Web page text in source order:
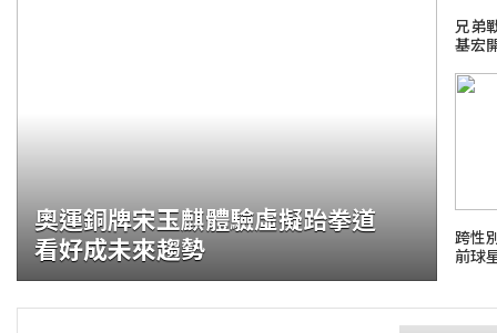
奧運銅牌宋玉麒體驗虛擬跆拳道
看好成未來趨勢
兄弟
基宏
跨性
前球